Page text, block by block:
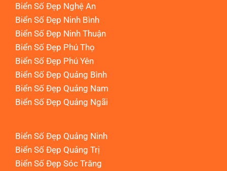
Biển Số Đẹp Nghệ An
Biển Số Đẹp Ninh Bình
Biển Số Đẹp Ninh Thuận
Biển Số Đẹp Phú Thọ
Biển Số Đẹp Phú Yên
Biển Số Đẹp Quảng Bình
Biển Số Đẹp Quảng Nam
Biển Số Đẹp Quảng Ngãi
Biển Số Đẹp Quảng Ninh
Biển Số Đẹp Quảng Trị
Biển Số Đẹp Sóc Trăng